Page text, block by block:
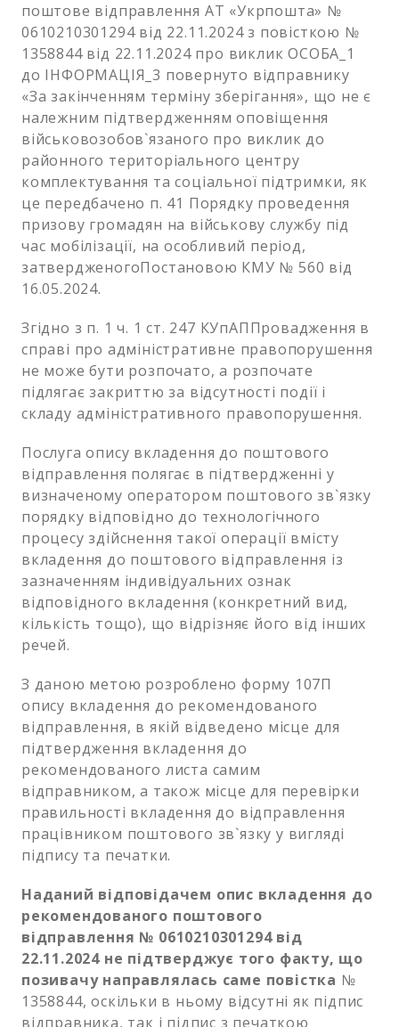
поштове відправлення АТ «Укрпошта» №
0610210301294 від 22.11.2024 з повісткою №
1358844 від 22.11.2024 про виклик ОСОБА_1
до ІНФОРМАЦІЯ_3 повернуто відправнику
«За закінченням терміну зберігання», що не є
належним підтвердженням оповіщення
військовозобов`язаного про виклик до
районного територіального центру
комплектування та соціальної підтримки, як
це передбачено п. 41 Порядку проведення
призову громадян на військову службу під
час мобілізації, на особливий період,
затвердженогоПостановою КМУ № 560 від
16.05.2024.
Згідно з п. 1 ч. 1 ст. 247 КУпАППровадження в
справі про адміністративне правопорушення
не може бути розпочато, а розпочате
підлягає закриттю за відсутності події і
складу адміністративного правопорушення.
Послуга опису вкладення до поштового
відправлення полягає в підтвердженні у
визначеному оператором поштового зв`язку
порядку відповідно до технологічного
процесу здійснення такої операції вмісту
вкладення до поштового відправлення із
зазначенням індивідуальних ознак
відповідного вкладення (конкретний вид,
кількість тощо), що відрізняє його від інших
речей.
З даною метою розроблено форму 107П
опису вкладення до рекомендованого
відправлення, в якій відведено місце для
підтвердження вкладення до
рекомендованого листа самим
відправником, а також місце для перевірки
правильності вкладення до відправлення
працівником поштового зв`язку у вигляді
підпису та печатки.
Наданий відповідачем опис вкладення до
рекомендованого поштового
відправлення № 0610210301294 від
22.11.2024 не підтверджує того факту, що
позивачу направлялась саме повістка №
1358844, оскільки в ньому відсутні як підпис
відправника, так і підпис з печаткою